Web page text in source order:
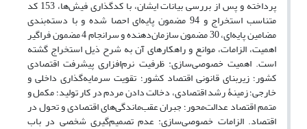
پرداخته و پس از بررسی بیانات ایشان، با کدگذاری فیش‌ها، 153 کد
متناسب استخراج و 94 مضمون پایه‌ای احصا شده و با دسته‌بندی
مضامین پایه‌ای، 30 مضمون سازمان‌دهنده و سرانجام 4 مضمون فراگیر
اهمیت، الزامات، موانع و راهکارهای آن به شرح ذیل استخراج گشته
است. اهمیت خصوصی‌سازی: ظرفیت نرم‌افزاری پیشرفت اقتصادی
کشور؛ زیربنای قانونی اقتصاد کشور؛ تقویت سرمایه‌گذاری داخلی و
خارجی؛ زمینۀ رشد اقتصادی، دخالت دادن مردم در کار تولید؛ مکمل و
متمم اقتصاد عدالت‌محور؛ جبران عقب‌ماندگی‌های اقتصادی و تحول در
اقتصاد. الزامات خصوصی‌سازی: عدم تصمیم‌گیری شخصی در باب